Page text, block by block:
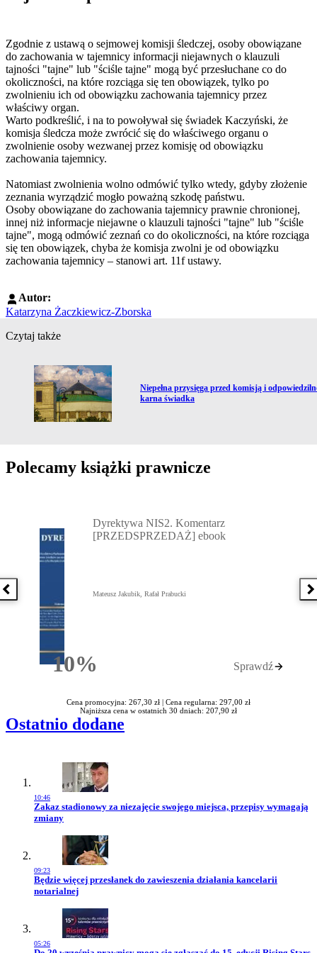
Zgodnie z ustawą o sejmowej komisji śledczej, osoby obowiązane
do zachowania w tajemnicy informacji niejawnych o klauzuli
tajności "tajne" lub "ściśle tajne" mogą być przesłuchane co do
okoliczności, na które rozciąga się ten obowiązek, tylko po
zwolnieniu ich od obowiązku zachowania tajemnicy przez
właściwy organ.
Warto podkreślić, i na to powoływał się świadek Kaczyński, że
komisja śledcza może zwrócić się do właściwego organu o
zwolnienie osoby wezwanej przez komisję od obowiązku
zachowania tajemnicy.
Natomiast zwolnienia wolno odmówić tylko wtedy, gdyby złożenie
zeznania wyrządzić mogło poważną szkodę państwu.
Osoby obowiązane do zachowania tajemnicy prawnie chronionej,
innej niż informacje niejawne o klauzuli tajności "tajne" lub "ściśle
tajne", mogą odmówić zeznań co do okoliczności, na które rozciąga
się ten obowiązek, chyba że komisja zwolni je od obowiązku
zachowania tajemnicy – stanowi art. 11f ustawy.
Autor:
Katarzyna Żaczkiewicz-Zborska
Czytaj także
Przejdź do artykułu:
Niepełna przysięga przed komisją i
karna świadka
Polecamy książki prawnicze
Poprzednia książka
10%Rabatu
Dyrektywa NIS2. Komentarz
[PRZEDSPRZEDAŻ] ebook
Mateusz Jakubik, Rafał Prabucki
Sprawdź
Cena promocyjna: 267,30 zł | Cena regularna: 297,00 zł
Najniższa cena w ostatnich 30 dniach: 207,90 zł
Ostatnio dodane
10:46
Przejdź do artykułu:
Zakaz stadionowy za niezajęcie swojego miejsca, przepisy wymagają
zmiany
09:23
Przejdź do artykułu:
Będzie więcej przesłanek do zawieszenia działania kancelarii
notarialnej
05:26